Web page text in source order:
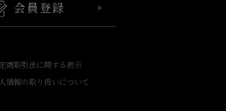
会員登録
商取引法に関する表示
情報の取り扱いについて